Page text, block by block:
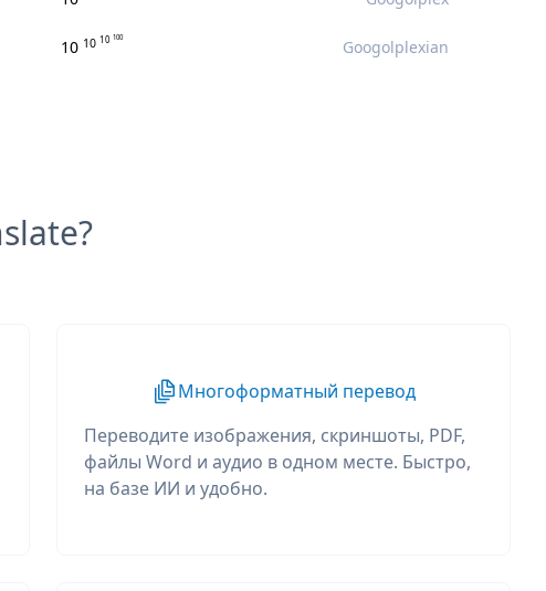
10 1010100 Googolplexian
Многоформатный перевод
Переводите изображения, скриншоты, PDF,
файлы Word и аудио в одном месте. Быстро,
на базе ИИ и удобно.